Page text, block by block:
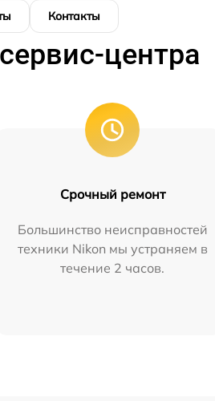
Контакты
центра
Срочный ремонт
Большинство неисправностей
техники Nikon мы устраняем в
течение 2 часов.